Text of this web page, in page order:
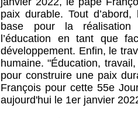
paix durable. Tout
base pour la réalisation
l’éducation en tant que
développement. Enfin, le
humaine. "Éducation,
pour construire une paix
François pour cette 55e
aujourd'hui le 1er janvier